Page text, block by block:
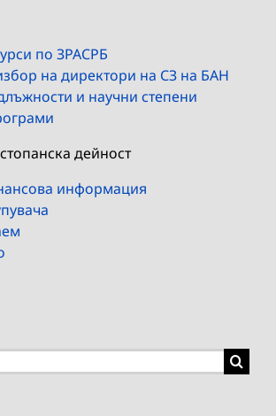
по ЗРАСРБ
на директори на СЗ на БАН
и научни степени
дейност
информация